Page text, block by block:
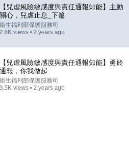
Steve one question — he
6 more • 1.4M views
【兒虐風險敏感度與責任通報知能】主動
關心，兒虐止息_下篇
衛生福利部保護服務司
2.8K views • 2 years ago
【兒虐風險敏感度與責任通報知能】勇於
通報，你我做起
衛生福利部保護服務司
3.5K views • 2 years ago